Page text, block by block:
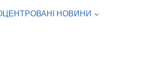
НОВИНИ